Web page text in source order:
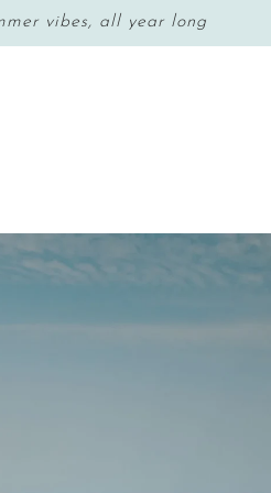
vibes, all year long